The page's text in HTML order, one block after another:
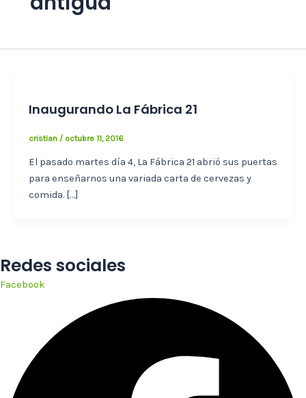
Inaugurando La Fábrica 21
cristian / octubre 11, 2016
El pasado martes día 4, La Fábrica 21 abrió sus puertas
para enseñarnos una variada carta de cervezas y
comida. […]
Redes sociales
Facebook